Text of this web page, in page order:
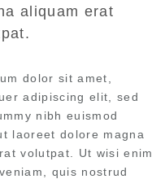
aliquam erat
dolor sit amet,
adipiscing elit, sed
nibh euismod
laoreet dolore magna
volutpat. Ut wisi enim
quis nostrud